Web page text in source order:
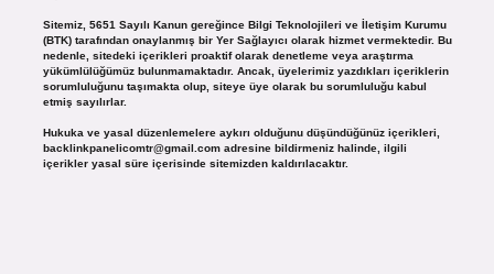
Sitemiz, 5651 Sayılı Kanun gereğince Bilgi Teknolojileri ve İletişim Kurumu
(BTK) tarafından onaylanmış bir Yer Sağlayıcı olarak hizmet vermektedir. Bu
nedenle, sitedeki içerikleri proaktif olarak denetleme veya araştırma
yükümlülüğümüz bulunmamaktadır. Ancak, üyelerimiz yazdıkları içeriklerin
sorumluluğunu taşımakta olup, siteye üye olarak bu sorumluluğu kabul
etmiş sayılırlar.
Hukuka ve yasal düzenlemelere aykırı olduğunu düşündüğünüz içerikleri,
backlinkpanelicomtr@gmail.comadresine bildirmeniz halinde, ilgili
içerikler yasal süre içerisinde sitemizden kaldırılacaktır.